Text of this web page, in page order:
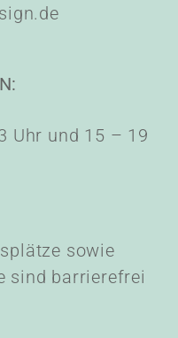
Uhr und 15 – 19
sowie
sind barrierefrei